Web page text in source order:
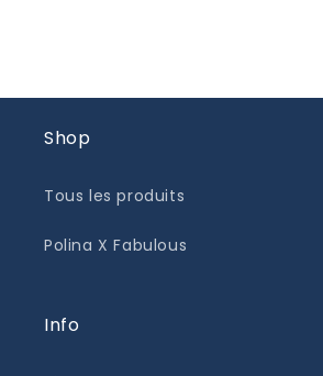
Shop
Tous les produits
Polina X Fabulous
Info